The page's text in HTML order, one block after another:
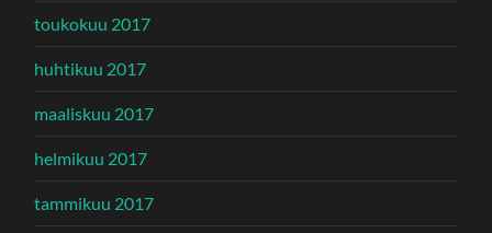
toukokuu 2017
huhtikuu 2017
maaliskuu 2017
helmikuu 2017
tammikuu 2017